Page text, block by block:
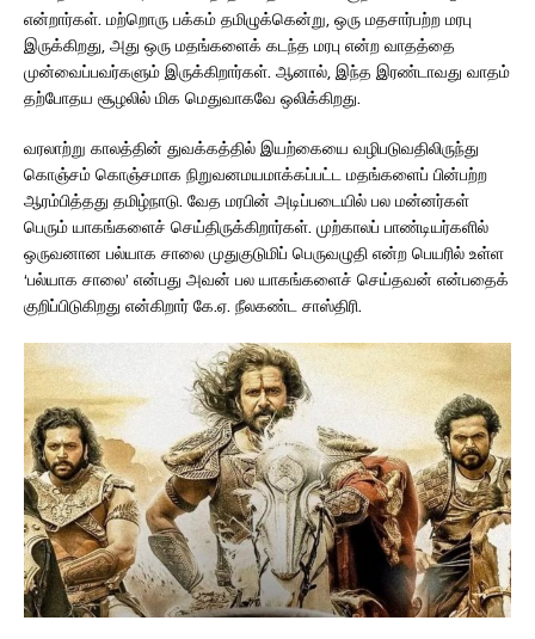
என்றார்கள். மற்றொரு பக்கம் தமிழுக்கென்று, ஒரு மதசார்பற்ற மரபு
இருக்கிறது, அது ஒரு மதங்களைக் கடந்த மரபு என்ற வாதத்தை
முன்வைப்பவர்களும் இருக்கிறார்கள். ஆனால், இந்த இரண்டாவது வாதம்
தற்போதய சூழலில் மிக மெதுவாகவே ஒலிக்கிறது.
வரலாற்று காலத்தின் துவக்கத்தில் இயற்கையை வழிபடுவதிலிருந்து
கொஞ்சம் கொஞ்சமாக நிறுவனமயமாக்கப்பட்ட மதங்களைப் பின்பற்ற
ஆரம்பித்தது தமிழ்நாடு. வேத மரபின் அடிப்படையில் பல மன்னர்கள்
பெரும் யாகங்களைச் செய்திருக்கிறார்கள். முற்காலப் பாண்டியர்களில்
ஒருவனான பல்யாக சாலை முதுகுடுமிப் பெருவழுதி என்ற பெயரில் உள்ள
‘பல்யாக சாலை’ என்பது அவன் பல யாகங்களைச் செய்தவன் என்பதைக்
குறிப்பிடுகிறது என்கிறார் கே.ஏ. நீலகண்ட சாஸ்திரி.